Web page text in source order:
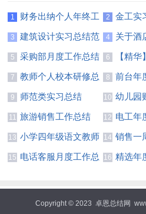
1
财务出纳个人年终工
作总结
2
金工实
结
3
建筑设计实习总结范
文
4
关于酒
结汇总九篇
5
采购部月度工作总结
5篇
6
【精
作总结模
7
教师个人校本研修总
结（精选6篇）
8
前台年
(精选15篇)
9 师范类实习总结 10 幼儿园
11 旅游销售工作总结 12 电工年
13 小学四年级语文教师
个人工作总结
14 销售一
(合集15篇)
15 电话客服月度工作总
16 精选年
Copyright © 2023 卓恩总结网